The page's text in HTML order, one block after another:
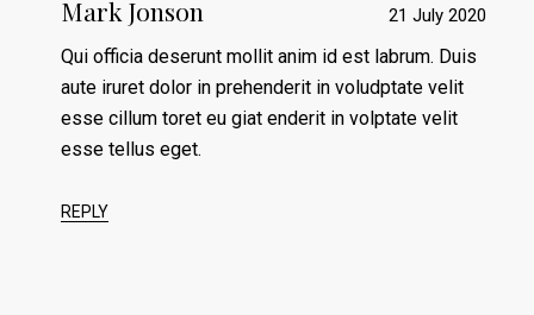
Mark Jonson 21 July 2020
Qui officia deserunt mollit anim id est labrum. Duis
aute iruret dolor in prehenderit in voludptate velit
esse cillum toret eu giat enderit in volptate velit
esse tellus eget.
REPLY